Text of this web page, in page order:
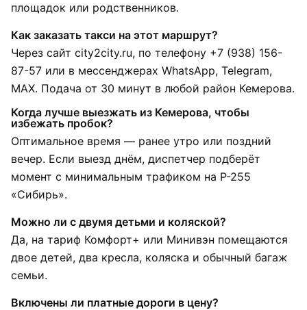
площадок или родственников.
Как заказать такси на этот маршрут?
Через сайт city2city.ru, по телефону +7 (938) 156-
87-57 или в мессенджерах WhatsApp, Telegram,
MAX. Подача от 30 минут в любой район Кемерова.
Когда лучше выезжать из Кемерова, чтобы
избежать пробок?
Оптимальное время — ранее утро или поздний
вечер. Если выезд днём, диспетчер подберёт
момент с минимальным трафиком на Р-255
«Сибирь».
Можно ли с двумя детьми и коляской?
Да, на тариф Комфорт+ или Минивэн помещаются
двое детей, два кресла, коляска и обычный багаж
семьи.
Включены ли платные дороги в цену?